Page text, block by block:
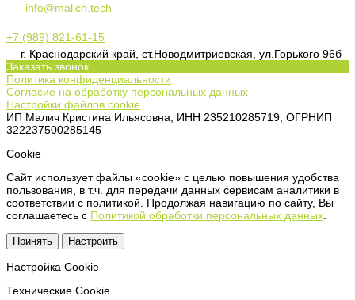
info@malich.tech
+7 (989) 821-61-15
г. Краснодарский край, ст.Новодмитриевская, ул.Горького 96б
Заказать звонок
Политика конфиденциальности
Согласие на обработку персональных данных
Настройки файлов cookie
ИП Малич Кристина Ильясовна, ИНН 235210285719, ОГРНИП
322237500285145
Сookie
Сайт использует файлы «cookie» с целью повышения удобства
пользования, в т.ч. для передачи данных сервисам аналитики в
соответствии с политикой. Продолжая навигацию по сайту, Вы
соглашаетесь с Политикой обработки персональных данных
Принять Настроить
Настройка Сookie
Технические Cookie